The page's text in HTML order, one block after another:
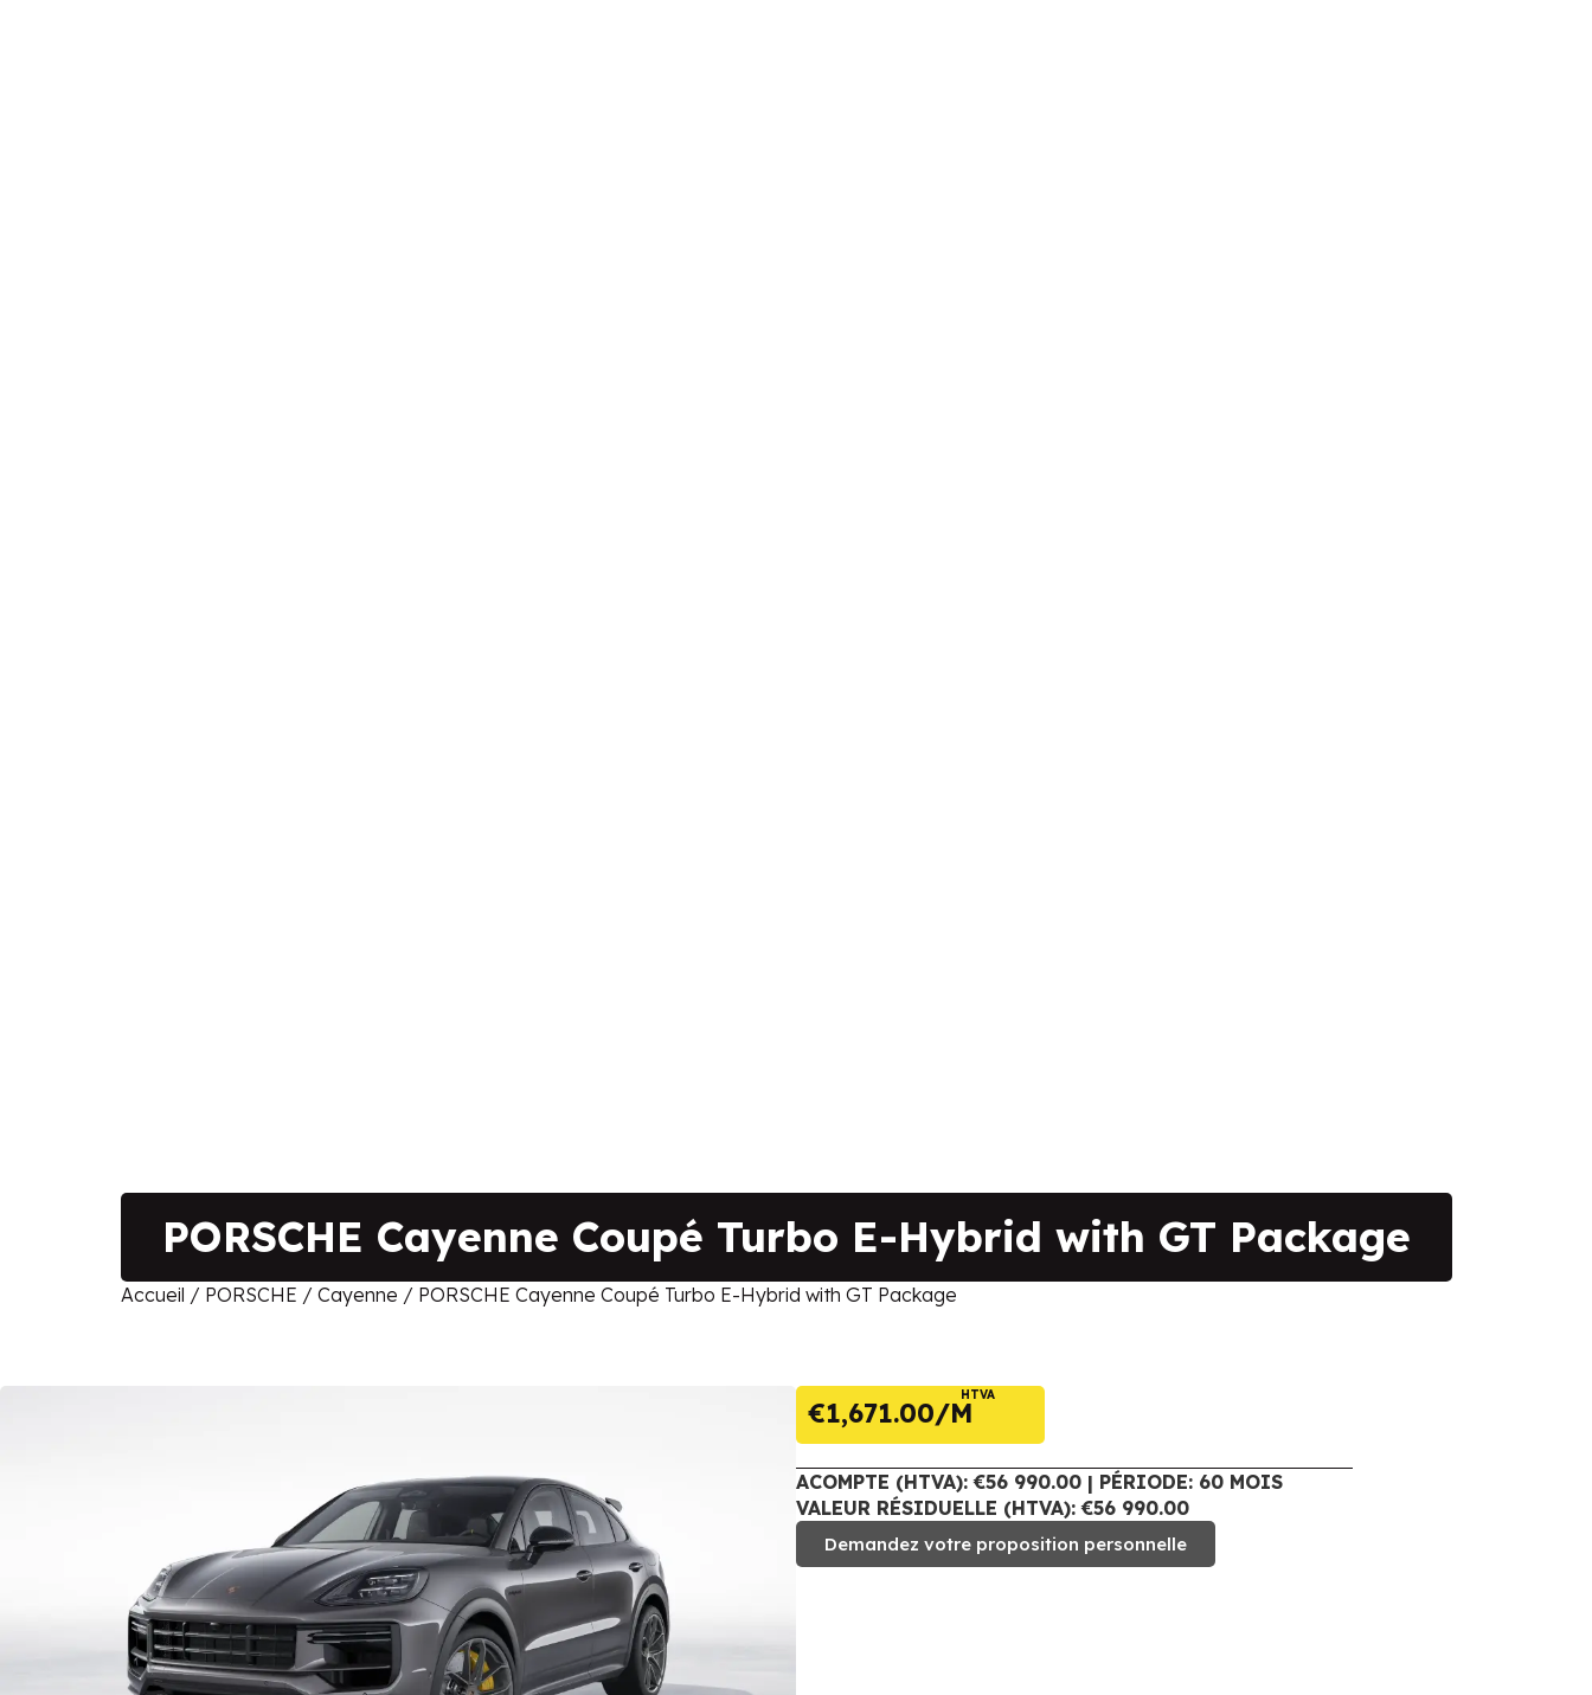
PORSCHE Cayenne Coupé Turbo E-Hybrid with GT Package
Accueil / PORSCHE / Cayenne / PORSCHE Cayenne Coupé Turbo E-Hybrid with GT Package
€1,671.00
HTVA
ACOMPTE (HTVA): €56 990.00 | PÉRIODE: 60 MOIS
VALEUR RÉSIDUELLE (HTVA): €56 990.00
Demandez votre proposition personnelle